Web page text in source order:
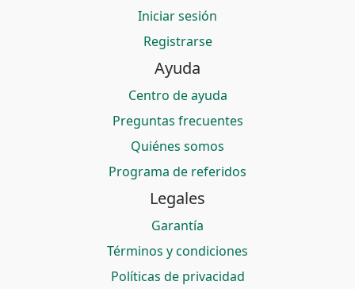
Iniciar sesión
Registrarse
Ayuda
Centro de ayuda
Preguntas frecuentes
Quiénes somos
Programa de referidos
Legales
Garantía
Términos y condiciones
Políticas de privacidad